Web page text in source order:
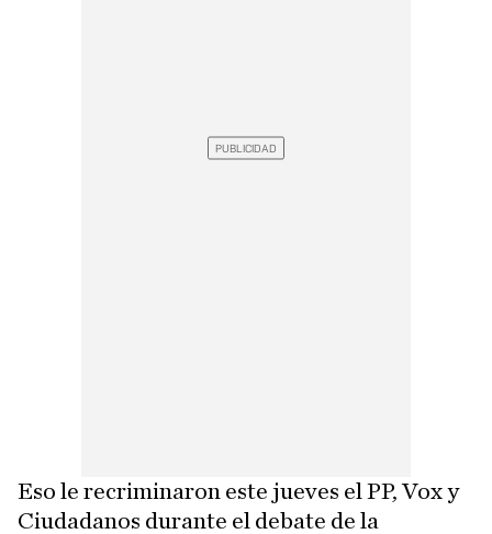
Eso le recriminaron este jueves el PP, Vox y
Ciudadanos durante el debate de la